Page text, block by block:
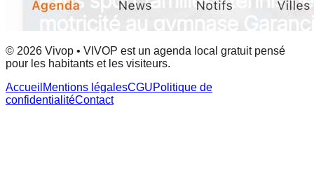
© 2026 Vivop • VIVOP est un agenda local gratuit pensé
pour les habitants et les visiteurs.
Accueil Mentions légalesCGUPolitique de
confidentialitéContact